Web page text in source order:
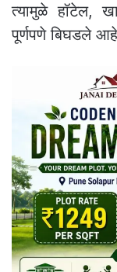
त्यामुळे हॉटेल,
पूर्णपणे बिघडले